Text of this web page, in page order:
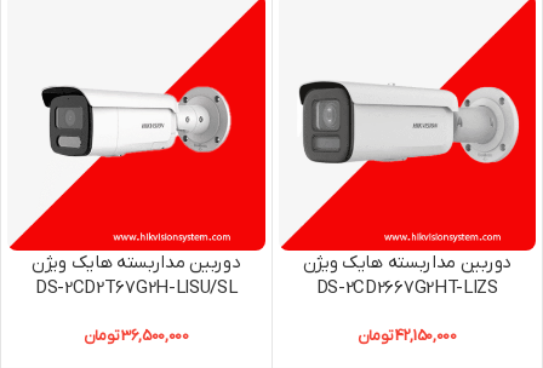
دوربین مداربسته هایک ویژن
DS-2CD2667G2HT-LIZS
42,150,000تومان
دوربین مداربسته هایک ویژن
DS-2CD2T67G2H-LISU/SL
36,500,000تومان